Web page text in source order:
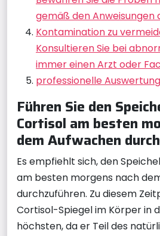
gemäß den Anweisungen
Kontamination zu
Konsultieren Sie bei
immer einen Arzt oder
professionelle
Führen Sie den
Cortisol am besten
dem Aufwachen
Es empfiehlt sich, den
am besten morgens nach
durchzuführen. Zu diesem
Cortisol-Spiegel im Körper in
höchsten, da er Teil des